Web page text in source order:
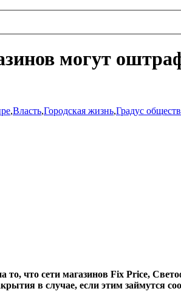
могут
,Власть,Городская жизнь,Градус
то, что сети магазинов Fix Price,
в случае, если этим займутся